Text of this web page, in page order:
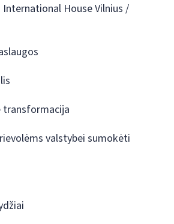
International House Vilnius /
transformacija
valstybei sumokėti